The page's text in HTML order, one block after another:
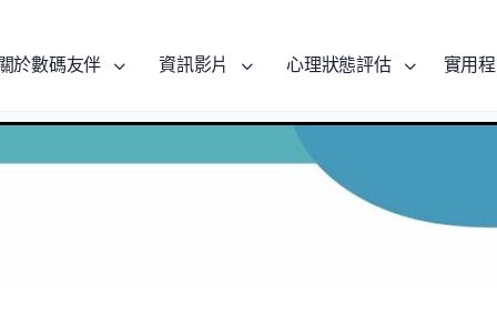
於數碼友伴 資訊影片 心理狀態評估 實用